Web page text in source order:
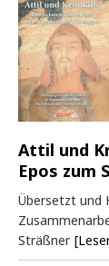
Attil und
Epos zum
Übersetzt und
Sträßner